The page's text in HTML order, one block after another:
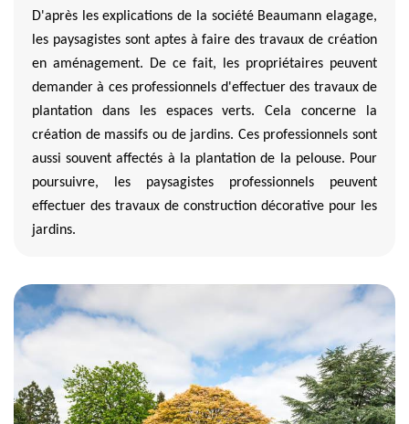
D'après les explications de la société Beaumann elagage,
les paysagistes sont aptes à faire des travaux de création
en aménagement. De ce fait, les propriétaires peuvent
demander à ces professionnels d'effectuer des travaux de
plantation dans les espaces verts. Cela concerne la
création de massifs ou de jardins. Ces professionnels sont
aussi souvent affectés à la plantation de la pelouse. Pour
poursuivre, les paysagistes professionnels peuvent
effectuer des travaux de construction décorative pour les
jardins.